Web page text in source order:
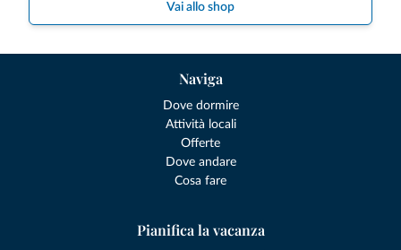
Vai allo shop
Naviga
Dove dormire
Attività locali
Offerte
Dove andare
Cosa fare
Pianifica la vacanza